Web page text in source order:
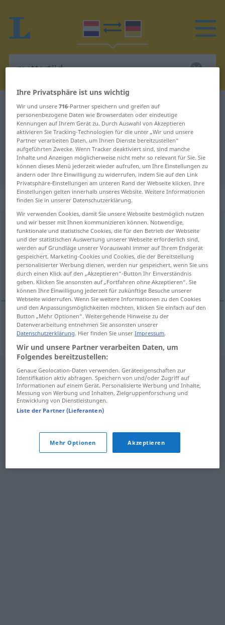
Niederländisch-Deutsch Wörterbuch
Niederländisch-Deutsch
Übersetzung für "mettertijd"
"mettertijd" Deutsch Übersetzung
„mettertijd“
mettertijd [-ˈtɛĭt]
Übersicht aller Übersetzungen
(Für mehr Details die Übersetzung anklicken/antippen)
mit der Zeit
mit derZeit mettertijd
Ihre Privatsphäre ist uns wichtig
Wir und unsere716-Partner speichern und greifen auf
personenbezogene Daten wie Browserdaten oder eindeutige
Kennungen auf Ihrem Gerät zu. Durch Auswahl von Akzeptieren
aktivieren Sie Tracking-Technologien für die unter „Wir und unsere
Partner verarbeiten Daten, um Ihnen Dienste bereitzustellen“
aufgeführten Zwecke. Wenn Tracker deaktiviert sind, sind manche
Inhalte und Anzeigen möglicherweise nicht mehr so relevant für Sie. Sie
können dieses Menü jederzeit wieder aufrufen, um Ihre Einstellungen zu
ändern oder Ihre Einwilligung zu widerrufen, indem Sie auf den Link
Privatsphäre-Einstellungen am unteren Rand der Webseite klicken. Ihre
Einstellungen gelten innerhalb unseres Website. Weitere Informationen
finden Sie in unserer Datenschutzerklärung.
Wir verwenden Cookies, damit Sie unsere Webseite bestmöglich nutzen
und wir besser mit Ihnen kommunizieren können. Notwendige,
funktionale und statistische Cookies, die für den Betrieb der Webseite
und der statistischen Auswertung unserer Webseite erforderlich sind,
werden auf Grundlage unserer Vorauswahl immer auf Ihrem Endgerät
gespeichert. Marketing-Cookies und Cookies, die der Bereitstellung
personalisierter Werbung dienen, werden nur gespeichert, wenn Sie uns
durch einen Klick auf den „Akzeptieren“-Button Ihr Einverständnis
geben. Klicken Sie ansonsten auf „Fortfahren ohne Akzeptieren“. Sie
können Ihre Einwilligung jederzeit für zukünftige Besuche unserer
Webseite widerrufen. Wenn Sie weitere Informationen zu den Cookies
und den Anpassungsmöglichkeiten möchten, klicken Sie einfach auf den
Button „Mehr Optionen“. Weitergehende Hinweise zu der
Datenverarbeitung entnehmen Sie ansonsten unserer
Datenschutzerklärung. Hier finden Sie unserImpressum.
Wir und unsere Partner verarbeiten Daten, um
Folgendes bereitzustellen:
Genaue Geolocation-Daten verwenden. Geräteeigenschaften zur
Identifikation aktiv abfragen. Speichern von und/oder Zugriff auf
Informationen auf einem Gerät. Personalisierte Werbung und Inhalte,
Messung von Werbung und Inhalten, Zielgruppenforschung und
Entwicklung von Dienstleistungen.
Liste der Partner (Lieferanten)
Mehr Optionen Akzeptieren